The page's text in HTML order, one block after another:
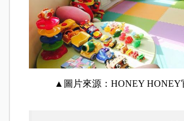
▲圖片來源：HONEY HONEY